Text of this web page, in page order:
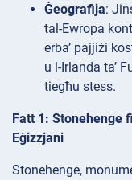
Ġeografija:
tal-Ewropa
erba’ pajjiżi
u l-Irlanda ta’
tiegħu stess.
Fatt 1: Stonehenge
Eġizzjani
Stonehenge,